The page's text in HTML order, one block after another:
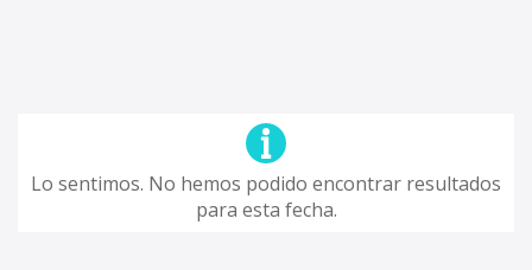
Lo sentimos. No hemos podido encontrar resultados
para esta fecha.